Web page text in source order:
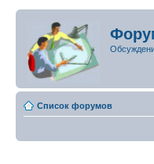
Список форумов